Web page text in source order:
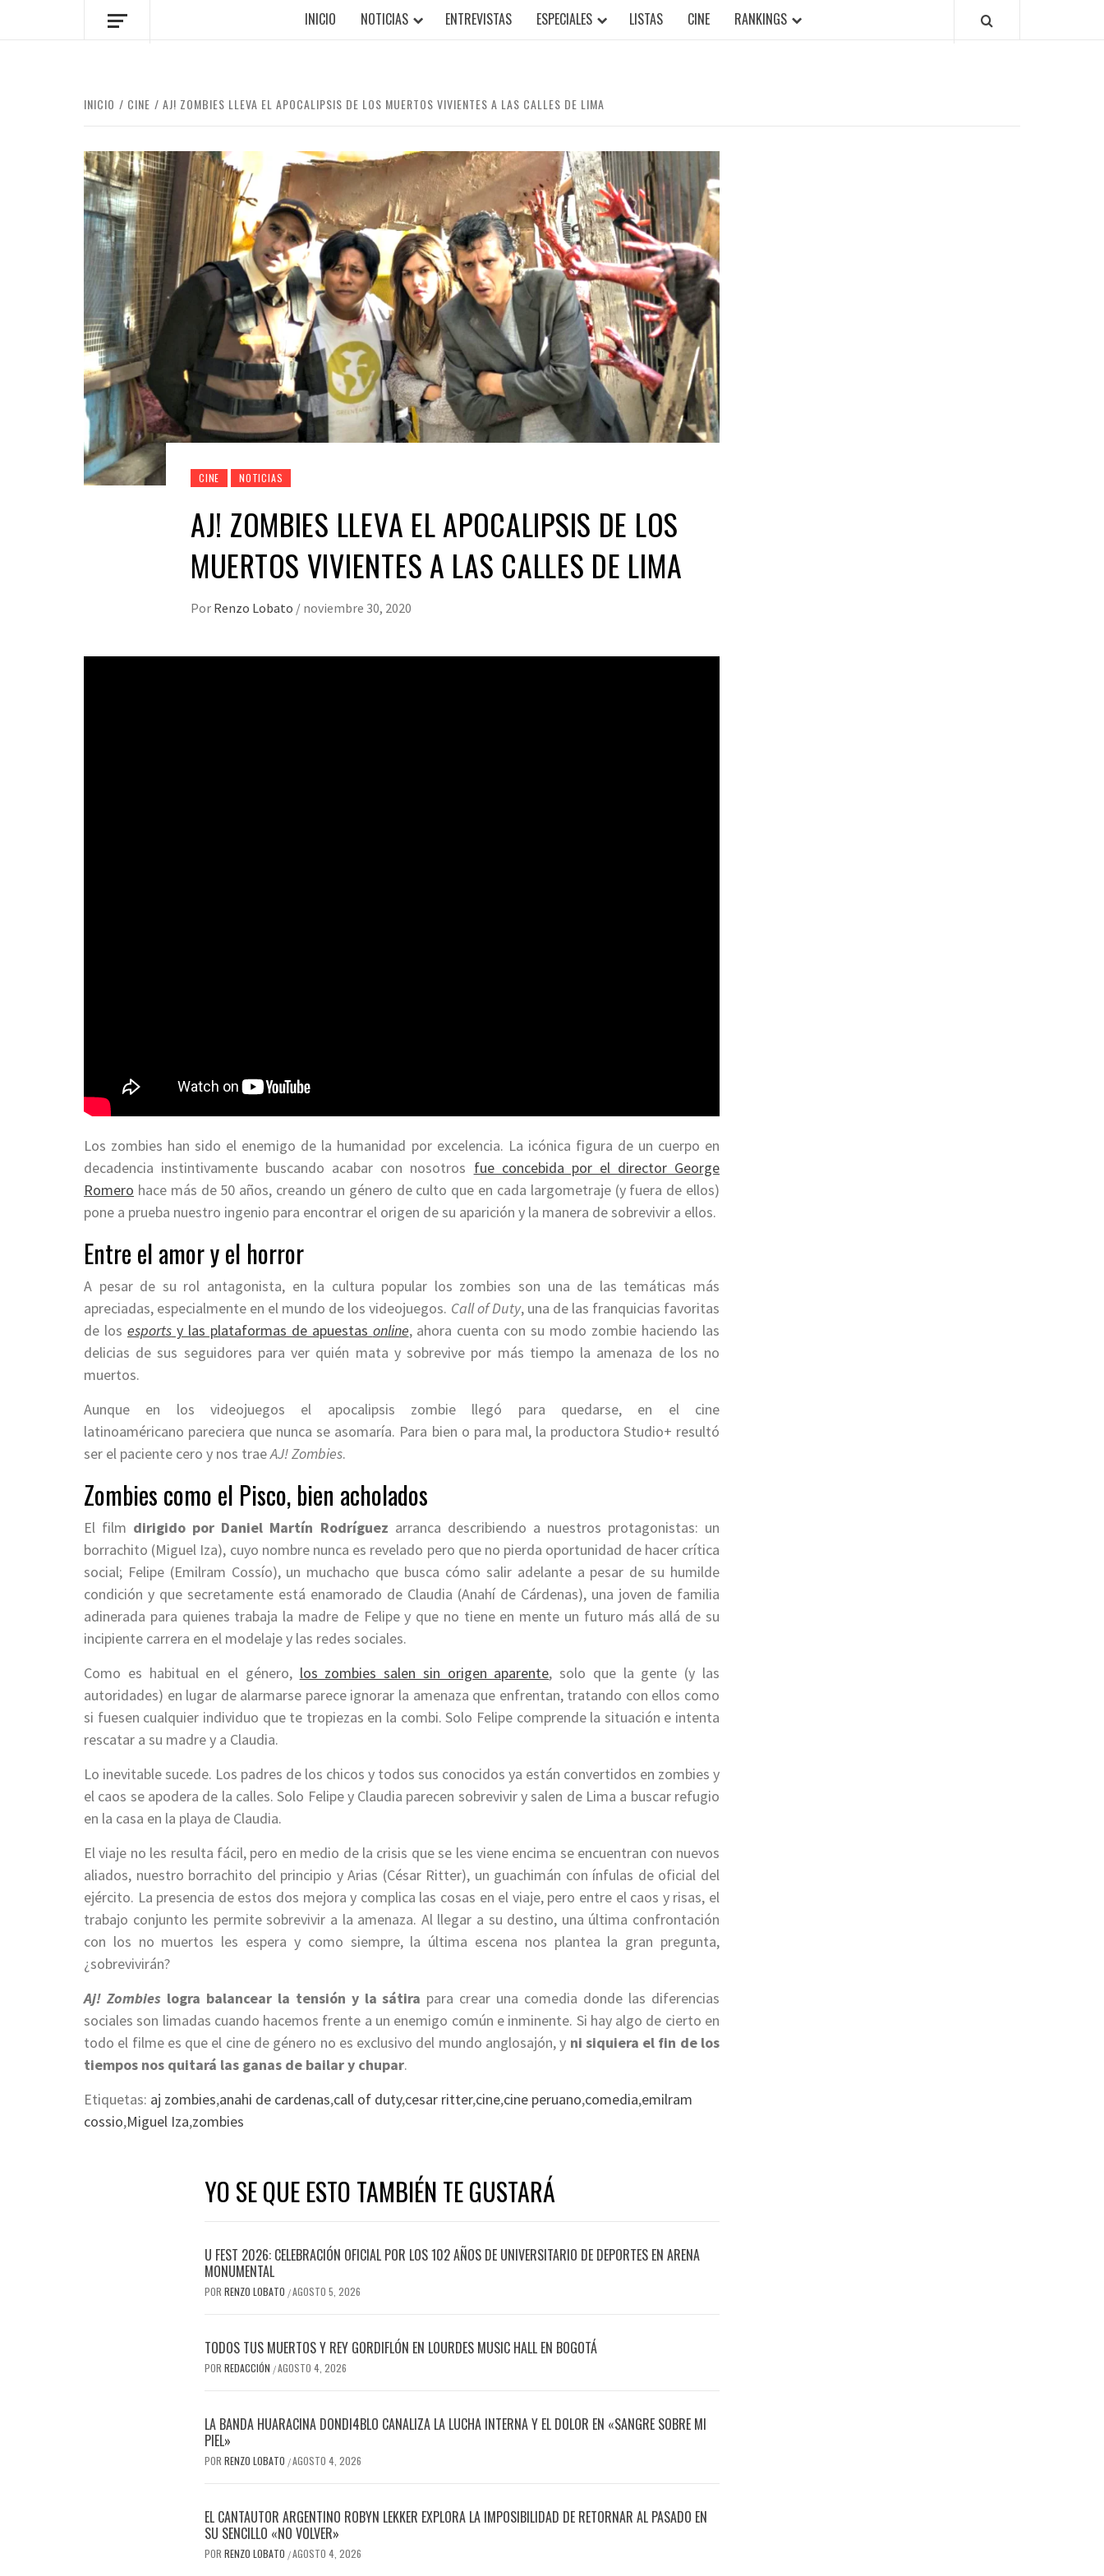
INICIO NOTICIAS ENTREVISTAS ESPECIALES LISTAS CINE RANKINGS
INICIO CINE AJ! ZOMBIES LLEVA EL APOCALIPSIS DE LOS MUERTOS VIVIENTES A LAS CALLES DE LIMA
CINE NOTICIAS
AJ! ZOMBIES LLEVA EL APOCALIPSIS DE LOS
MUERTOS VIVIENTES A LAS CALLES DE LIMA
Por Renzo Lobato / noviembre 30, 2020
Los zombies han sido el enemigo de la humanidad por excelencia. La icónica figura de un cuerpo en
decadencia instintivamente buscando acabar con nosotros fue concebida por el director George
Romero hace más de 50 años, creando un género de culto que en cada largometraje (y fuera de ellos)
pone a prueba nuestro ingenio para encontrar el origen de su aparición y la manera de sobrevivir a ellos.
Entre el amor y el horror
A pesar de su rol antagonista, en la cultura popular los zombies son una de las temáticas más
apreciadas, especialmente en el mundo de los videojuegos. Call of Duty, una de las franquicias favoritas
de los esportsy las plataformas de apuestas online, ahora cuenta con su modo zombie haciendo las
delicias de sus seguidores para ver quién mata y sobrevive por más tiempo la amenaza de los no
muertos.
Aunque en los videojuegos el apocalipsis zombie llegó para quedarse, en el cine
latinoaméricano pareciera que nunca se asomaría. Para bien o para mal, la productora Studio+ resultó
ser el paciente cero y nos traeAJ! Zombies.
Zombies como el Pisco, bien acholados
El film dirigido por Daniel Martín Rodríguez arranca describiendo a nuestros protagonistas: un
borrachito (Miguel Iza), cuyo nombre nunca es revelado pero que no pierda oportunidad de hacer crítica
social; Felipe (Emilram Cossío), un muchacho que busca cómo salir adelante a pesar de su humilde
condición y que secretamente está enamorado de Claudia (Anahí de Cárdenas), una joven de familia
adinerada para quienes trabaja la madre de Felipe y que no tiene en mente un futuro más allá de su
incipiente carrera en el modelaje y las redes sociales.
Como es habitual en el género, los zombies salen sin origen aparente, solo que la gente (y las
autoridades) en lugar de alarmarse parece ignorar la amenaza que enfrentan, tratando con ellos como
si fuesen cualquier individuo que te tropiezas en la combi. Solo Felipe comprende la situación e intenta
rescatar a su madre y a Claudia.
Lo inevitable sucede. Los padres de los chicos y todos sus conocidos ya están convertidos en zombies y
el caos se apodera de la calles. Solo Felipe y Claudia parecen sobrevivir y salen de Lima a buscar refugio
en la casa en la playa de Claudia.
El viaje no les resulta fácil, pero en medio de la crisis que se les viene encima se encuentran con nuevos
aliados, nuestro borrachito del principio y Arias (César Ritter), un guachimán con ínfulas de oficial del
ejército. La presencia de estos dos mejora y complica las cosas en el viaje, pero entre el caos y risas, el
trabajo conjunto les permite sobrevivir a la amenaza. Al llegar a su destino, una última confrontación
con los no muertos les espera y como siempre, la última escena nos plantea la gran pregunta,
¿sobrevivirán?
Aj! Zombieslogra balancear la tensión y la sátira para crear una comedia donde las diferencias
sociales son limadas cuando hacemos frente a un enemigo común e inminente. Si hay algo de cierto en
todo el filme es que el cine de género no es exclusivo del mundo anglosajón, y ni siquiera el fin de los
tiempos nos quitará las ganas de bailar y chupar.
Etiquetas: aj zombies,anahi de cardenas,call of duty,cesar ritter,cine,cine peruano,comedia,emilram
cossio,Miguel Iza,zombies
YO SE QUE ESTO TAMBIÉN TE GUSTARÁ
U FEST 2026: CELEBRACIÓN OFICIAL POR LOS 102 AÑOS DE UNIVERSITARIO DE DEPORTES EN ARENA
MONUMENTAL
POR RENZO LOBATO /AGOSTO 5, 2026
TODOS TUS MUERTOS Y REY GORDIFLÓN EN LOURDES MUSIC HALL EN BOGOTÁ
POR REDACCIÓN /AGOSTO 4, 2026
LA BANDA HUARACINA DONDI4BLO CANALIZA LA LUCHA INTERNA Y EL DOLOR EN «SANGRE SOBRE MI
PIEL»
POR RENZO LOBATO /AGOSTO 4, 2026
EL CANTAUTOR ARGENTINO ROBYN LEKKER EXPLORA LA IMPOSIBILIDAD DE RETORNAR AL PASADO EN
SU SENCILLO «NO VOLVER»
POR RENZO LOBATO /AGOSTO 4, 2026